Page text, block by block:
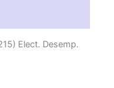
Elect. Desemp.